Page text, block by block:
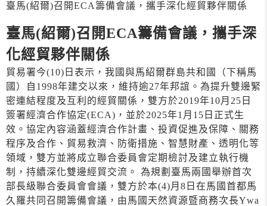
臺馬(紹爾)召開ECA籌備會議，攜手深化經貿夥伴關係
臺馬(紹爾)召開ECA籌備會議，攜手深
化經貿夥伴關係
貿易署今(10)日表示，我國與馬紹爾群島共和國（下稱馬
國）自1998年建交以來，維持逾27年邦誼。為提升雙邊緊
密連結程度及互利的經貿關係，雙方於2019年10月25日
簽署經濟合作協定(ECA)，並於2025年1月15日正式生
效。協定內容涵蓋經濟合作計畫、投資促進及保障、關務
程序及合作、貿易救濟、防衛措施、智慧財產、透明化等
領域，雙方並將成立聯合委員會定期檢討及建立執行機
制，持續深化雙邊經貿交流。 為規劃臺馬兩國舉辦首次
部長級聯合委員會會議，雙方於本(4)月8日在馬國首都馬
久羅共同召開籌備會議，由馬國天然資源暨商務次長Ywa